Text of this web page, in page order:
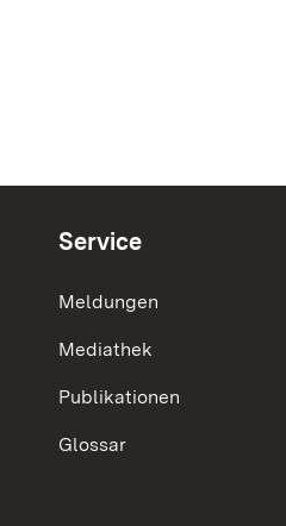
Service
Meldungen
Mediathek
Publikationen
Glossar